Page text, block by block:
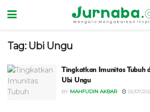
Tag: Ubi Ungu
Tingkatkan Imunitas Tubuh
Ubi Ungu
BY MAHFUDIN AKBAR 02/07/